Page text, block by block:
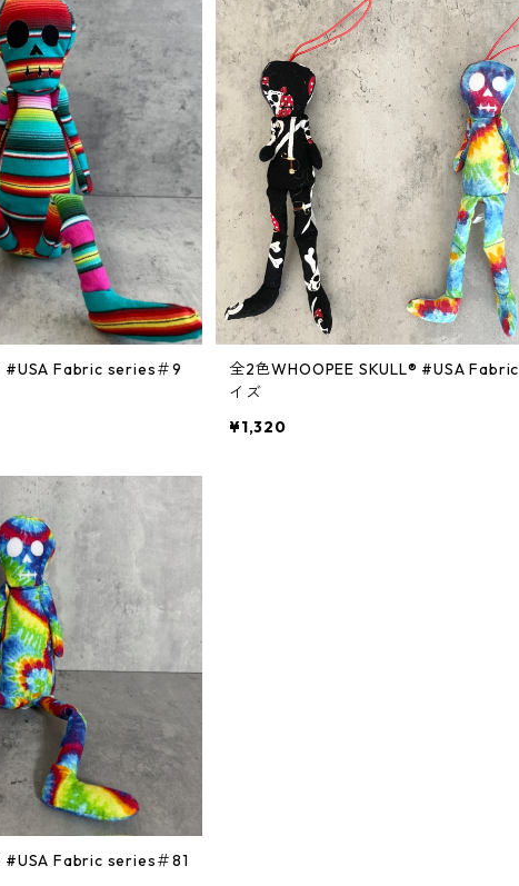
全2色WHOOPEE SKULL® #USA Fabric /Sサ
イズ
¥1,320